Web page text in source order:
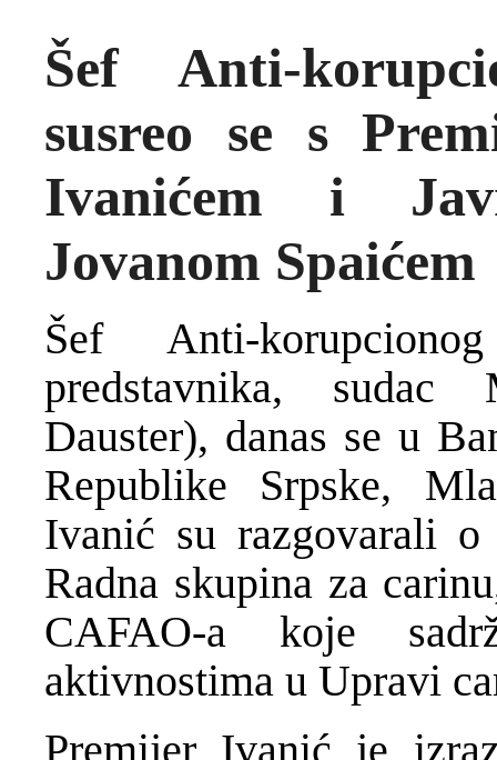
Šef Anti-
susreo se s
Ivanićem i
Jovanom Spaićem
Šef Anti-
predstavnika, sudac
Dauster), danas se u
Republike Srpske,
Ivanić su razgovarali
Radna skupina za
CAFAO-a koje
aktivnostima u Upravi
Premijer Ivanić je